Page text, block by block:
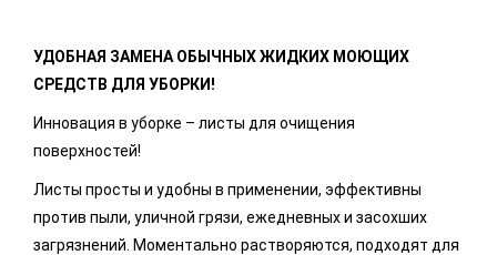
УДОБНАЯ ЗАМЕНА ОБЫЧНЫХ ЖИДКИХ МОЮЩИХ
СРЕДСТВ ДЛЯ УБОРКИ!
Инновация в уборке – листы для очищения
поверхностей!
Листы просты и удобны в применении, эффективны
против пыли, уличной грязи, ежедневных и засохших
загрязнений. Моментально растворяются, подходят для